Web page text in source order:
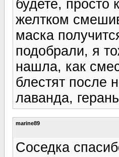
будете,
желтком
маска
подобрали, я
нашла, как
блестят после
лаванда,
marine89
Соседка